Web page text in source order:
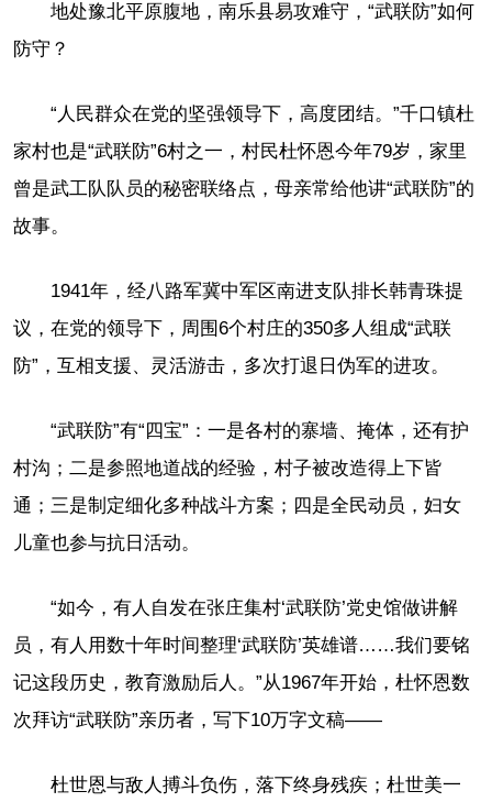
地处豫北平原腹地，南乐县易攻难守，“武联防”如何
防守？
“人民群众在党的坚强领导下，高度团结。”千口镇杜
家村也是“武联防”6村之一，村民杜怀恩今年79岁，家里
曾是武工队队员的秘密联络点，母亲常给他讲“武联防”的
故事。
1941年，经八路军冀中军区南进支队排长韩青珠提
议，在党的领导下，周围6个村庄的350多人组成“武联
防”，互相支援、灵活游击，多次打退日伪军的进攻。
“武联防”有“四宝”：一是各村的寨墙、掩体，还有护
村沟；二是参照地道战的经验，村子被改造得上下皆
通；三是制定细化多种战斗方案；四是全民动员，妇女
儿童也参与抗日活动。
“如今，有人自发在张庄集村‘武联防’党史馆做讲解
员，有人用数十年时间整理‘武联防’英雄谱……我们要铭
记这段历史，教育激励后人。”从1967年开始，杜怀恩数
次拜访“武联防”亲历者，写下10万字文稿——
杜世恩与敌人搏斗负伤，落下终身残疾；杜世美一